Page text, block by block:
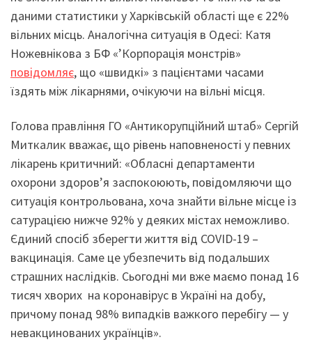
даними статистики у Харківській області ще є 22%
вільних місць. Аналогічна ситуація в Одесі: Катя
Ножевнікова з БФ «’Корпорація монстрів»
повідомляє, що «швидкі» з пацієнтами часами
їздять між лікарнями, очікуючи на вільні місця.
Голова правління ГО «Антикорупційний штаб» Сергій
Миткалик вважає, що рівень наповненості у певних
лікарень критичний: «Обласні департаменти
охорони здоров’я заспокоюють, повідомляючи що
ситуація контрольована, хоча знайти вільне місце із
сатурацією нижче 92% у деяких містах неможливо.
Єдиний спосіб зберегти життя від COVID-19 –
вакцинація. Саме це убезпечить від подальших
страшних наслідків. Сьогодні ми вже маємо понад 16
тисяч хворих на коронавірус в Україні на добу,
причому понад 98% випадків важкого перебігу — у
невакцинованих українців».